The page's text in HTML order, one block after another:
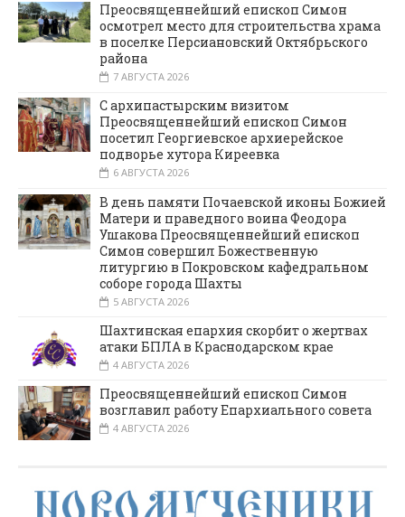
Преосвященнейший епископ Симон
осмотрел место для строительства храма
в поселке Персиановский Октябрьского
района
7 АВГУСТА 2026
С архипастырским визитом
Преосвященнейший епископ Симон
посетил Георгиевское архиерейское
подворье хутора Киреевка
6 АВГУСТА 2026
В день памяти Почаевской иконы Божией
Матери и праведного воина Феодора
Ушакова Преосвященнейший епископ
Симон совершил Божественную
литургию в Покровском кафедральном
соборе города Шахты
5 АВГУСТА 2026
Шахтинская епархия скорбит о жертвах
атаки БПЛА в Краснодарском крае
4 АВГУСТА 2026
Преосвященнейший епископ Симон
возглавил работу Епархиального совета
4 АВГУСТА 2026